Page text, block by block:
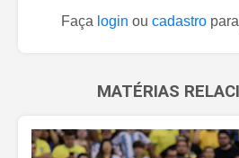
Faça login ou cadastropara
MATÉRIAS